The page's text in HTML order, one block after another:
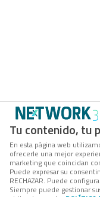
Tu contenido, tu
En esta página web
ofrecerle una mejor
marketing que coincidan
Puede expresar su
RECHAZAR. Puede
Siempre puede gestionar